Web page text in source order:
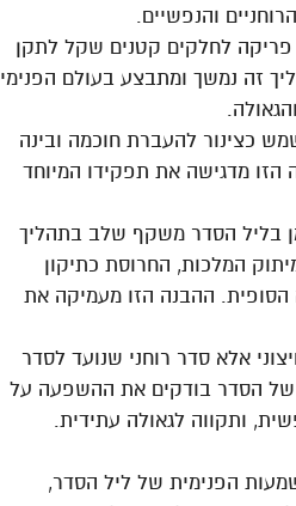
והנפשיים.
לחלקים קטנים שקל לתקן
זה נמשך ומתבצע בעולם הפנימי
כצינור להעברת חוכמה ובינה
הזו מדגישה את תפקידו המיוחד
בליל הסדר משקף שלב בתהליך
המלכות, החרוסת כתיקון
ההבנה הזו מעמיקה את
אלא סדר רוחני שנועד לסדר
של הסדר בודקים את ההשפעה על
ותקווה לגאולה עתידית.
הפנימית של ליל הסדר,